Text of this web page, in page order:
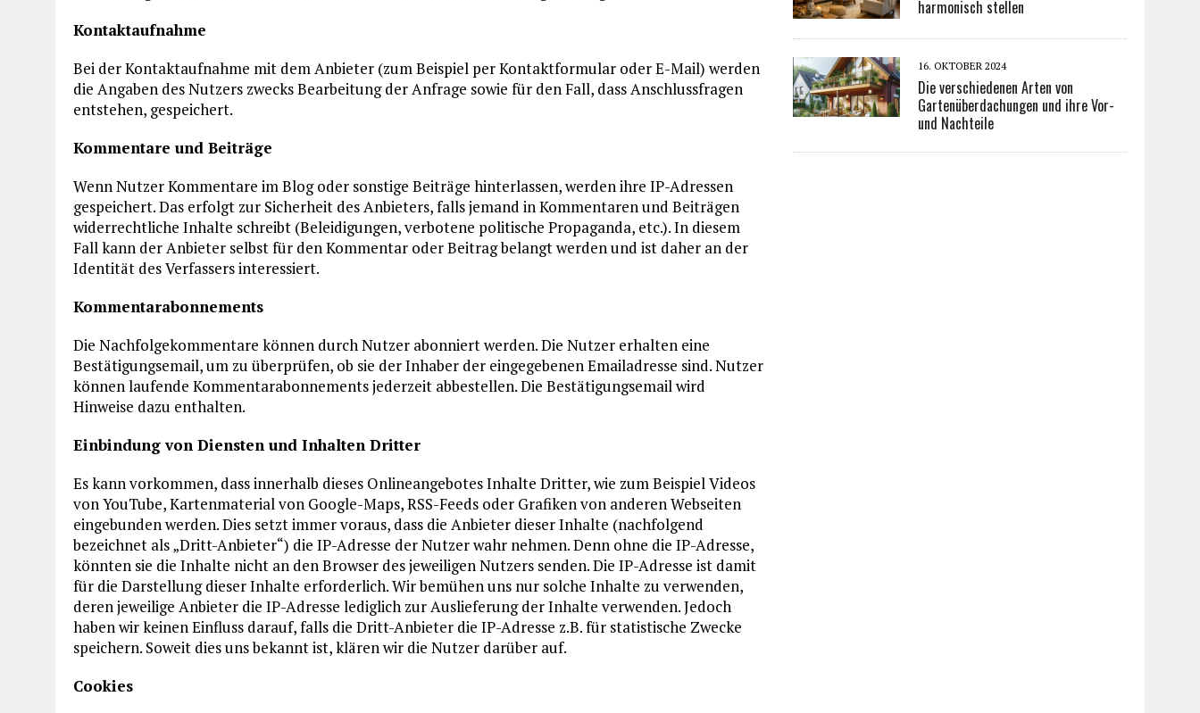
Kontaktaufnahme
Bei der Kontaktaufnahme mit dem Anbieter (zum Beispiel per Kontaktformular oder E-Mail) werden
die Angaben des Nutzers zwecks Bearbeitung der Anfrage sowie für den Fall, dass Anschlussfragen
entstehen, gespeichert.
Kommentare und Beiträge
Wenn Nutzer Kommentare im Blog oder sonstige Beiträge hinterlassen, werden ihre IP-Adressen
gespeichert. Das erfolgt zur Sicherheit des Anbieters, falls jemand in Kommentaren und Beiträgen
widerrechtliche Inhalte schreibt (Beleidigungen, verbotene politische Propaganda, etc.). In diesem
Fall kann der Anbieter selbst für den Kommentar oder Beitrag belangt werden und ist daher an der
Identität des Verfassers interessiert.
Kommentarabonnements
Die Nachfolgekommentare können durch Nutzer abonniert werden. Die Nutzer erhalten eine
Bestätigungsemail, um zu überprüfen, ob sie der Inhaber der eingegebenen Emailadresse sind. Nutzer
können laufende Kommentarabonnements jederzeit abbestellen. Die Bestätigungsemail wird
Hinweise dazu enthalten.
Einbindung von Diensten und Inhalten Dritter
Es kann vorkommen, dass innerhalb dieses Onlineangebotes Inhalte Dritter, wie zum Beispiel Videos
von YouTube, Kartenmaterial von Google-Maps, RSS-Feeds oder Grafiken von anderen Webseiten
eingebunden werden. Dies setzt immer voraus, dass die Anbieter dieser Inhalte (nachfolgend
bezeichnet als „Dritt-Anbieter“) die IP-Adresse der Nutzer wahr nehmen. Denn ohne die IP-Adresse,
könnten sie die Inhalte nicht an den Browser des jeweiligen Nutzers senden. Die IP-Adresse ist damit
für die Darstellung dieser Inhalte erforderlich. Wir bemühen uns nur solche Inhalte zu verwenden,
deren jeweilige Anbieter die IP-Adresse lediglich zur Auslieferung der Inhalte verwenden. Jedoch
haben wir keinen Einfluss darauf, falls die Dritt-Anbieter die IP-Adresse z.B. für statistische Zwecke
speichern. Soweit dies uns bekannt ist, klären wir die Nutzer darüber auf.
Cookies
harmonisch stellen
16. OKTOBER 2024
Die verschiedenen Arten von
Gartenüberdachungen und ihre Vor-
und Nachteile